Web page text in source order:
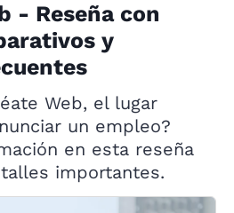
- Reseña con
y
Web, el lugar
un empleo?
en esta reseña
importantes.